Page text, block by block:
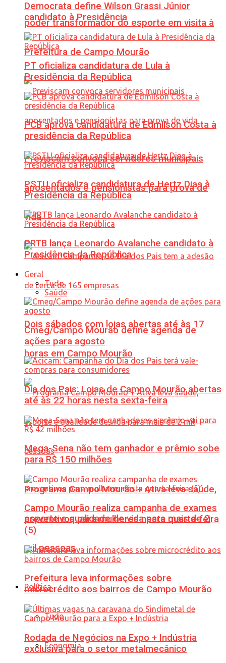
poder transformador do esporte em visita à
Prefeitura de Campo Mourão
Previscam convoca servidores municipais
aposentados e pensionistas para prova de
vida
Dois sábados com lojas abertas até às 17
horas em Campo Mourão
Programa Campo Mourão + Ativa leva saúde,
esporte e qualidade de vida para mais de 2
mil pessoas
Política
Tudo
Economia
Democrata define Wilson Grassi Júnior
candidato à Presidência
PT oficializa candidatura de Lula à
Presidência da República
PCB aprova candidatura de Edmilson Costa à
presidência da República
PSTU oficializa candidatura de Hertz Dias à
Presidência da República
PRTB lança Leonardo Avalanche candidato à
Presidência da República
Geral
Tudo
Saúde
Cmeg/Campo Mourão define agenda de
ações para agosto
Dia dos Pais: Lojas de Campo Mourão abertas
até às 22 horas nesta sexta-feira
Mega-Sena não tem ganhador e prêmio sobe
para R$ 150 milhões
Campo Mourão realiza campanha de exames
preventivos para mulheres nesta quarta-feira
(5)
Prefeitura leva informações sobre
microcrédito aos bairros de Campo Mourão
Rodada de Negócios na Expo + Indústria
exclusiva para o setor metalmecânico